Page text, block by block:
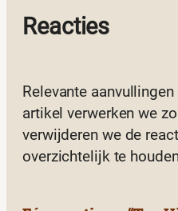
Reacties
Relevante
artikel verwerken we
verwijderen we de
overzichtelijk te